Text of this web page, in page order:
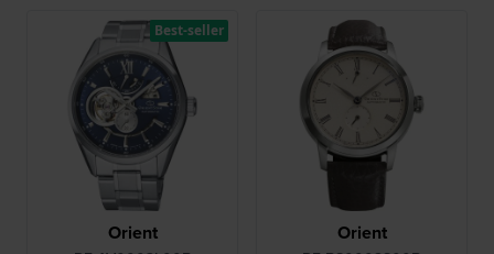
Orient
Best-seller
Orient